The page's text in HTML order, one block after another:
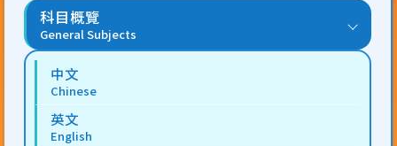
科目概覽
General Subjects
中文
Chinese
英文
English